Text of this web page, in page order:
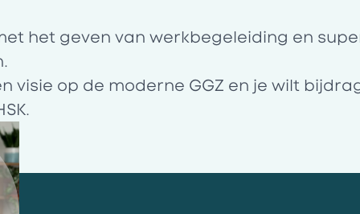
het geven van werkbegeleiding en
visie op de moderne GGZ en je wilt